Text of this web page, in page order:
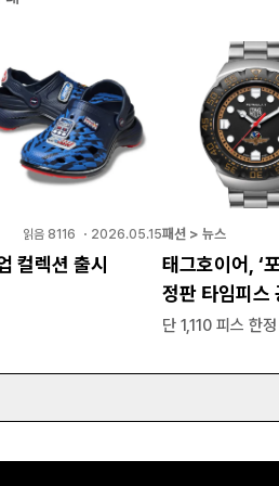
읽음 8116 ・ 2026.05.15
컬렉션 출시
패션 > 뉴스
태그호이어, ‘
정판 타임피스
단 1,110 피스 한정